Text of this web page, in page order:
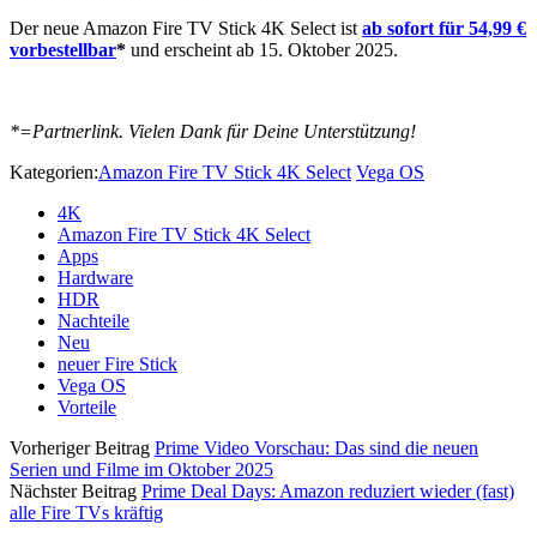
Der neue Amazon Fire TV Stick 4K Select ist ab sofort für 54,99 €
vorbestellbar* und erscheint ab 15. Oktober 2025.
*=Partnerlink. Vielen Dank für Deine Unterstützung!
Kategorien:Amazon Fire TV Stick 4K Select Vega OS
4K
Amazon Fire TV Stick 4K Select
Apps
Hardware
HDR
Nachteile
Neu
neuer Fire Stick
Vega OS
Vorteile
Vorheriger Beitrag Prime Video Vorschau: Das sind die neuen
Serien und Filme im Oktober 2025
Nächster Beitrag Prime Deal Days: Amazon reduziert wieder (fast)
alle Fire TVs kräftig